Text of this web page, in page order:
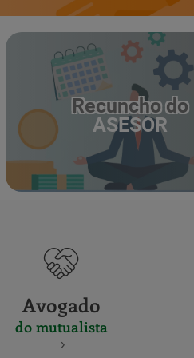
Recuncho do
ASESOR
Avogado
do mutualista